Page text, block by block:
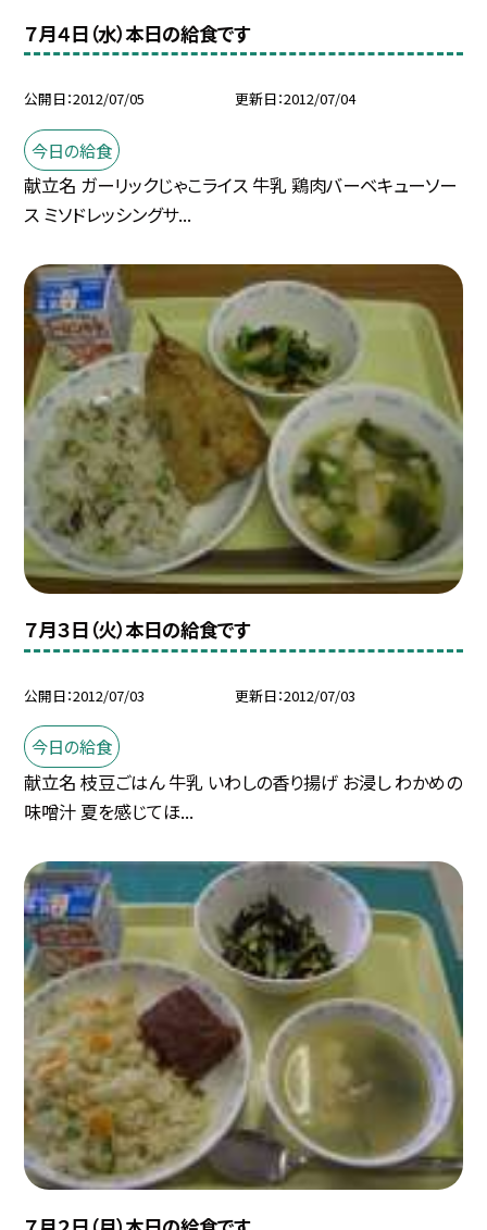
７月４日（水）本日の給食です
公開日 2012/07/05 更新日 2012/07/04
今日の給食
献立名 ガーリックじゃこライス 牛乳 鶏肉バーベキューソー
ス ミソドレッシングサ...
７月３日（火）本日の給食です
公開日 2012/07/03 更新日 2012/07/03
今日の給食
献立名 枝豆ごはん 牛乳 いわしの香り揚げ お浸し わかめの
味噌汁 夏を感じてほ...